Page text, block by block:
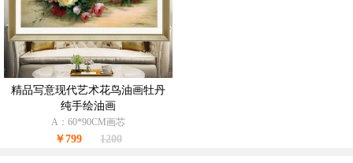
精品写意现代艺术花鸟油画牡丹
纯手绘油画
A：60*90CM画芯
￥799 1200